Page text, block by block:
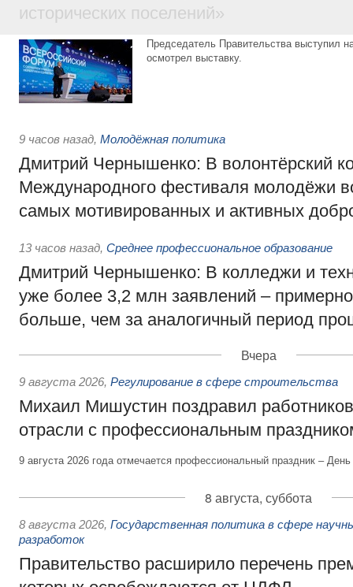
исторических поселений»
Председатель Правительства выступил
осмотрел выставку.
9 часов назад, Молодёжная политика
Дмитрий Чернышенко: В волонтёрский
Международного фестиваля молодёжи
самых мотивированных и активных
13 часов назад, Среднее профессиональное образование
Дмитрий Чернышенко: В колледжи и
уже более 3,2 млн заявлений –
больше, чем за аналогичный период
Вчера
9 августа 2026, Регулирование в сфере строительства
Михаил Мишустин поздравил
отрасли с профессиональным
9 августа 2026 года отмечается профессиональный праздник – День
8 августа, суббота
8 августа 2026, Государственная политика в сфере
разработок
Правительство расширило перечень